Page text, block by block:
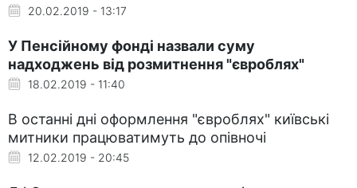
20.02.2019 - 13:17
У Пенсійному фонді назвали суму
надходжень від розмитнення "євроблях"
18.02.2019 - 11:40
В останні дні оформлення "євроблях" київські
митники працюватимуть до опівночі
12.02.2019 - 20:45